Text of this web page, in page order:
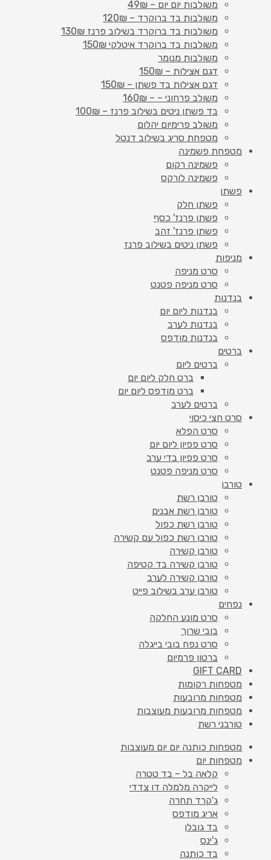
משולבות יום יום – 49₪
משולבות בד ברוקרד – 120₪
משולבות בד ברוקרד בשילוב פרנז 130₪
משולבות בד ברוקרד איטלקי 150₪
משולבות מנומר
דגם אצילות – 150₪
דגם אצילות בד פשתן – 150₪
משולב פרחוני – – 160₪
בד פשתן ניטים בשילוב פרנז – 100₪
משולב פרימיום יהלום
מטפחת סריג בשילוב דנטל
מטפחת פשמינה
פשמינה רקום
פשמינה לורקס
פשתן
פשתן חלק
פשתן פרנז' כסף
פשתן פרנז' זהב
פשתן ניטים בשילוב פרנז
מניפות
סרט מניפה
סרט מניפה פטנט
בנדנות
בנדנות ליום יום
בנדנות לערב
בנדנות מודפס
ברטים
ברטים ליום
ברט חלק ליום יום
ברט מודפס ליום יום
ברטים לערב
סרט חצי כיסוי
סרט הפלא
סרט פפיון ליום יום
סרט פפיון בדי ערב
סרט מניפה פטנט
טורבן
טורבן רשת
טורבן רשת אבנים
טורבן רשת כפול
טורבן רשת כפול עם קשירה
טורבן קשירה
טורבן קשירה בד קטיפה
טורבן קשירה לערב
טורבן ערב בשילוב פייט
נפחים
סרט מונע החלקה
בובי שרוך
סרט נפח בובי בייגלה
ברטון פרמיום
GIFT CARD
מטפחות רקומות
מטפחות מרובעות
מטפחות מרובעות מעוצבות
טורבני רשת
מטפחות כותנה יום יום מעוצבות
מטפחות יום
קלאה בל – בד טטרה
לייקרה מלמלה דו צדדי
ג'קרד תחרה
אריג מודפס
בד גובלן
ג'ינס
בד כותנה